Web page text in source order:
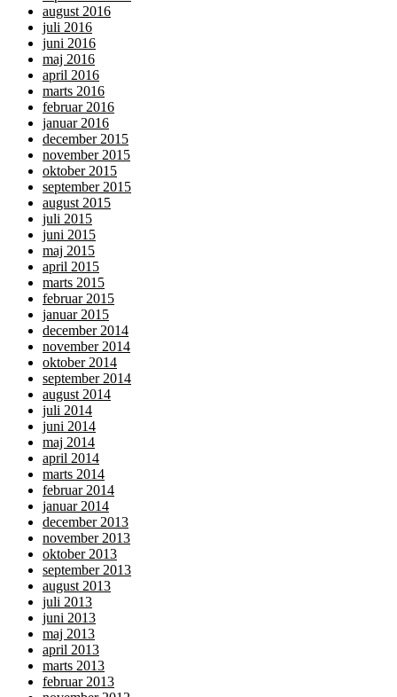
august 2016
juli 2016
juni 2016
maj 2016
april 2016
marts 2016
februar 2016
januar 2016
december 2015
november 2015
oktober 2015
september 2015
august 2015
juli 2015
juni 2015
maj 2015
april 2015
marts 2015
februar 2015
januar 2015
december 2014
november 2014
oktober 2014
september 2014
august 2014
juli 2014
juni 2014
maj 2014
april 2014
marts 2014
februar 2014
januar 2014
december 2013
november 2013
oktober 2013
september 2013
august 2013
juli 2013
juni 2013
maj 2013
april 2013
marts 2013
februar 2013